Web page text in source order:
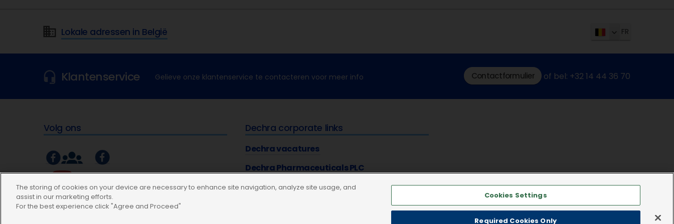
Lokale adressen in België FR
Klantenservice Gelieve onze klantenservice te contacteren voor meer info Contactformulier of bel: +32 14 44 36 70
Volg ons Dechra corporate links
Dechra vacatures
Dechra Pharmaceuticals PLC
The storing of cookies on your device are necessary to enhance site navigation, analyze site usage, and
assist in our marketing efforts.
For the best experience click "Agree and Proceed"
Cookies Settings
Required Cookies Only